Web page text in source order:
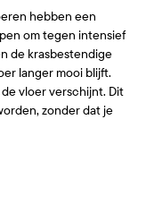
hebben een
om tegen intensief
de krasbestendige
langer mooi blijft.
vloer verschijnt. Dit
zonder dat je